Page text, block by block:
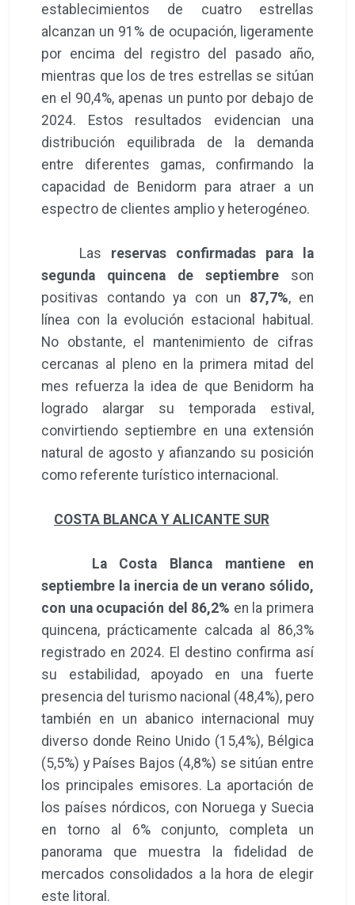
establecimientos de cuatro estrellas
alcanzan un 91% de ocupación, ligeramente
por encima del registro del pasado año,
mientras que los de tres estrellas se sitúan
en el 90,4%, apenas un punto por debajo de
2024. Estos resultados evidencian una
distribución equilibrada de la demanda
entre diferentes gamas, confirmando la
capacidad de Benidorm para atraer a un
espectro de clientes amplio y heterogéneo.
Las reservas confirmadas para la
segunda quincena de septiembre son
positivas contando ya con un 87,7%, en
línea con la evolución estacional habitual.
No obstante, el mantenimiento de cifras
cercanas al pleno en la primera mitad del
mes refuerza la idea de que Benidorm ha
logrado alargar su temporada estival,
convirtiendo septiembre en una extensión
natural de agosto y afianzando su posición
como referente turístico internacional.
COSTA BLANCA Y ALICANTE SUR
La Costa Blanca mantiene en
septiembre la inercia de un verano sólido,
con una ocupación del 86,2% en la primera
quincena, prácticamente calcada al 86,3%
registrado en 2024. El destino confirma así
su estabilidad, apoyado en una fuerte
presencia del turismo nacional (48,4%), pero
también en un abanico internacional muy
diverso donde Reino Unido (15,4%), Bélgica
(5,5%) y Países Bajos (4,8%) se sitúan entre
los principales emisores. La aportación de
los países nórdicos, con Noruega y Suecia
en torno al 6% conjunto, completa un
panorama que muestra la fidelidad de
mercados consolidados a la hora de elegir
este litoral.